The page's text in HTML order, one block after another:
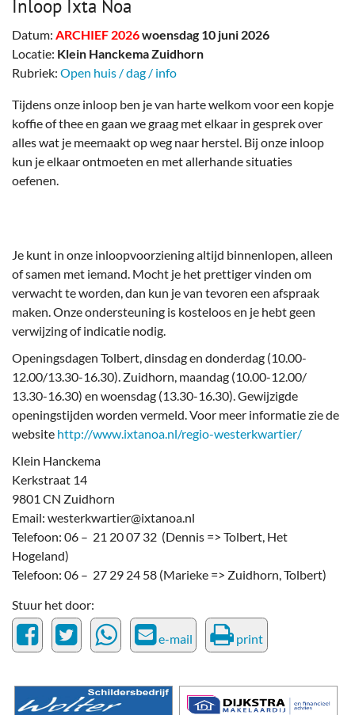
Inloop Ixta Noa
Datum: ARCHIEF 2026woensdag 10 juni 2026
Locatie: Klein Hanckema Zuidhorn
Rubriek: Open huis / dag / info
Tijdens onze inloop ben je van harte welkom voor een kopje
koffie of thee en gaan we graag met elkaar in gesprek over
alles wat je meemaakt op weg naar herstel. Bij onze inloop
kun je elkaar ontmoeten en met allerhande situaties
oefenen.
Je kunt in onze inloopvoorziening altijd binnenlopen, alleen
of samen met iemand. Mocht je het prettiger vinden om
verwacht te worden, dan kun je van tevoren een afspraak
maken. Onze ondersteuning is kosteloos en je hebt geen
verwijzing of indicatie nodig.
Openingsdagen Tolbert, dinsdag en donderdag (10.00-
12.00/13.30-16.30). Zuidhorn, maandag (10.00-12.00/
13.30-16.30) en woensdag (13.30-16.30). Gewijzigde
openingstijden worden vermeld. Voor meer informatie zie de
website http://www.ixtanoa.nl/regio-westerkwartier/
Klein Hanckema
Kerkstraat 14
9801 CN Zuidhorn
Email: westerkwartier@ixtanoa.nl
Telefoon: 06 – 21 20 07 32 (Dennis => Tolbert, Het
Hogeland)
Telefoon: 06 – 27 29 24 58 (Marieke => Zuidhorn, Tolbert)
Stuur het door:
e-mail print